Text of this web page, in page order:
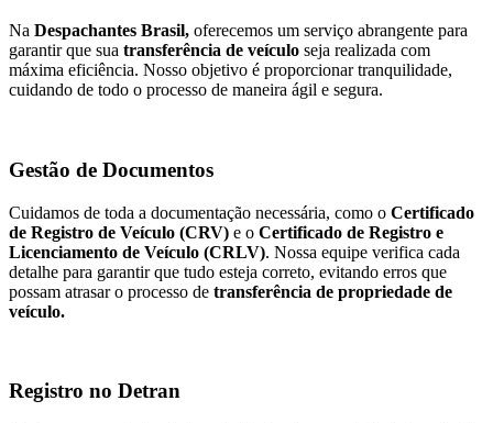
Na Despachantes Brasil, oferecemos um serviço abrangente para
garantir que sua transferência de veículo seja realizada com
máxima eficiência. Nosso objetivo é proporcionar tranquilidade,
cuidando de todo o processo de maneira ágil e segura.
Gestão de Documentos
Cuidamos de toda a documentação necessária, como o Certificado
de Registro de Veículo (CRV) e o Certificado de Registro e
Licenciamento de Veículo (CRLV). Nossa equipe verifica cada
detalhe para garantir que tudo esteja correto, evitando erros que
possam atrasar o processo de transferência de propriedade de
veículo.
Registro no Detran